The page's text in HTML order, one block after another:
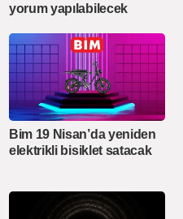
yorum yapılabilecek
Bim 19 Nisan’da yeniden
elektrikli bisiklet satacak